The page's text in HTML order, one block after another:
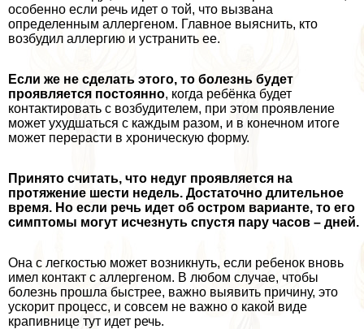
особенно если речь идет о той, что вызвана
определенным аллергеном. Главное выяснить, кто
возбудил аллергию и устранить ее.
Если же не сделать этого, то болезнь будет
проявляется постоянно, когда ребёнка будет
контактировать с возбудителем, при этом проявление
может ухудшаться с каждым разом, и в конечном итоге
может перерасти в хроническую форму.
Принято считать, что недуг проявляется на
протяжение шести недель. Достаточно длительное
время. Но если речь идет об остром варианте, то его
симптомы могут исчезнуть спустя пару часов – дней.
Она с легкостью может возникнуть, если ребенок вновь
имел контакт с аллергеном. В любом случае, чтобы
болезнь прошла быстрее, важно выявить причину, это
ускорит процесс, и совсем не важно о какой виде
крапивнице тут идет речь.